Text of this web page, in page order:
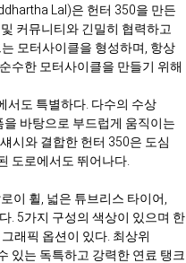
Lal)은 헌터 350을 만든
커뮤니티와 긴밀히 협력하고
모터사이클을 형성하며, 항상
수한 모터사이클을 만들기 위해
서도 특별하다. 다수의 수상
바탕으로 부드럽게 움직이는
시와 결합한 헌터 350은 도심
도로에서도 뛰어나다.
이 휠, 넓은 튜브리스 타이어,
. 5가지 구성의 색상이 있으며 한
래픽 옵션이 있다. 최상위
있는 독특하고 강력한 연료 탱크